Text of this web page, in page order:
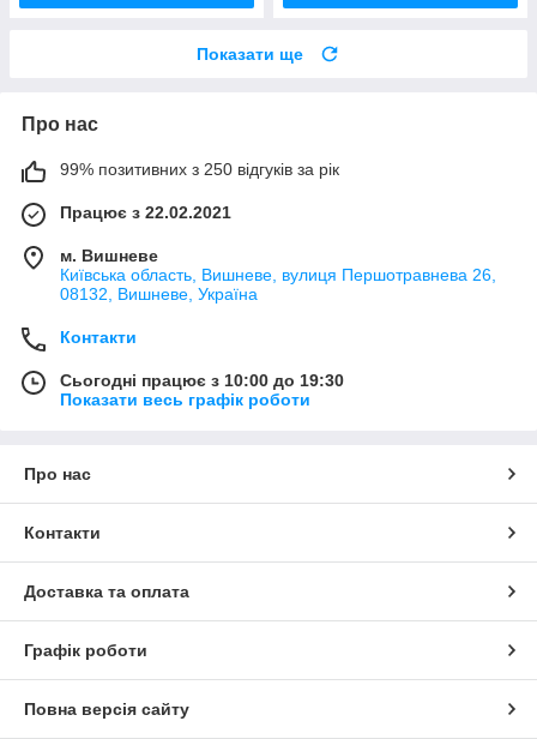
Показати ще
Про нас
99% позитивних з 250 відгуків за рік
Працює з 22.02.2021
м. Вишневе
Київська область, Вишневе, вулиця Першотравнева 26,
08132, Вишневе, Україна
Контакти
Сьогодні працює з 10:00 до 19:30
Показати весь графік роботи
Про нас
Контакти
Доставка та оплата
Графік роботи
Повна версія сайту